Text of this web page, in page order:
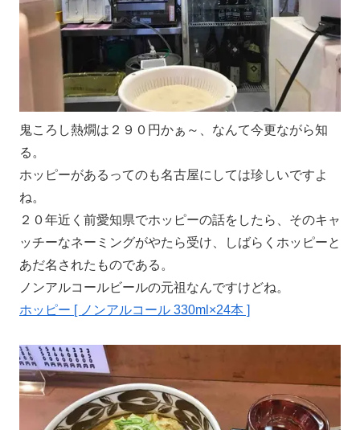
鬼ころし熱燗は２９０円かぁ～、なんて今更ながら知
る。
ホッピーがあるってのも名古屋にしては珍しいですよ
ね。
２０年近く前愛知県でホッピーの話をしたら、そのキャ
ッチーなネーミングがやたら受け、しばらくホッピーと
あだ名されたものである。
ノンアルコールビールの元祖なんですけどね。
ホッピー [ ノンアルコール 330ml×24本 ]